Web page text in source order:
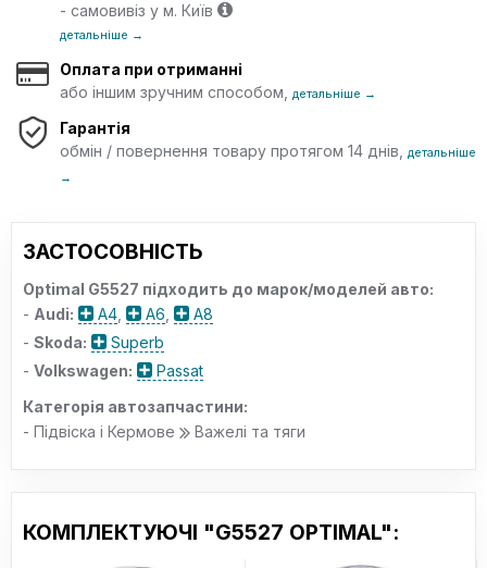
- самовивіз у м. Київ
детальніше →
Оплата при отриманні
або іншим зручним способом,
детальніше →
Гарантія
обмін / повернення товару протягом 14 днів,
детальніше
→
ЗАСТОСОВНІСТЬ
Optimal G5527 підходить до марок/моделей авто:
- Audi: A4 A6
A8
- Skoda:
Superb
- Volkswagen:
Passat
Категорія автозапчастини:
- Підвіска і Кермове
Важелі та тяги
КОМПЛЕКТУЮЧІ "G5527 OPTIMAL":